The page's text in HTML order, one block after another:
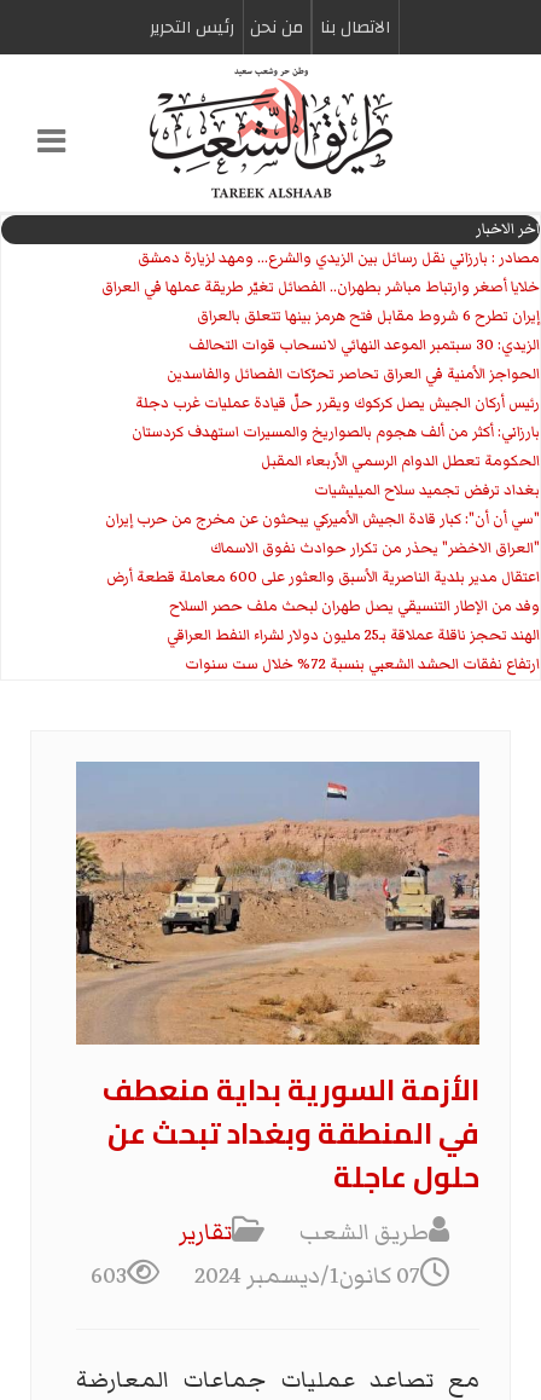
الاتصال بنا من نحن رئیس التحریر
اخر الاخبار
مصادر : بارزاني نقل رسائل بين الزيدي والشرع... ومهد لزيارة دمشق
خلايا أصغر وارتباط مباشر بطهران.. الفصائل تغيّر طريقة عملها في العراق
إيران تطرح 6 شروط مقابل فتح هرمز بينها تتعلق بالعراق
الزيدي: 30 سبتمبر الموعد النهائي لانسحاب قوات التحالف
الحواجز الأمنية في العراق تحاصر تحرّكات الفصائل والفاسدين
رئيس أركان الجيش يصل كركوك ويقرر حلّ قيادة عمليات غرب دجلة
بارزاني: أكثر من ألف هجوم بالصواريخ والمسيرات استهدف كردستان
الحكومة تعطل الدوام الرسمي الأربعاء المقبل
بغداد ترفض تجميد سلاح الميليشيات
"سي أن أن": كبار قادة الجيش الأميركي يبحثون عن مخرج من حرب إيران
"العراق الاخضر" يحذر من تكرار حوادث نفوق الاسماك
اعتقال مدير بلدية الناصرية الأسبق والعثور على 600 معاملة قطعة أرض
وفد من الإطار التنسيقي يصل طهران لبحث ملف حصر السلاح
الهند تحجز ناقلة عملاقة بـ25 مليون دولار لشراء النفط العراقي
ارتفاع نفقات الحشد الشعبي بنسبة 72% خلال ست سنوات
الأزمة السورية بداية منعطف
في المنطقة وبغداد تبحث عن
حلول عاجلة
طريق الشعب
تقارير
07 كانون1/ديسمبر 2024
603
مع تصاعد عمليات جماعات المعارضة